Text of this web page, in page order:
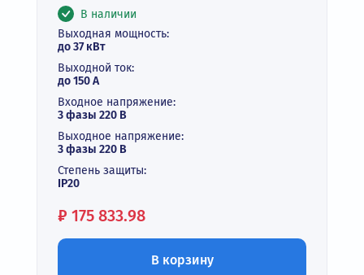
В наличии
Выходная мощность:
до 37 кВт
Выходной ток:
до 150 А
Входное напряжение:
3 фазы 220 В
Выходное напряжение:
3 фазы 220 В
Степень защиты:
IP20
Цена:
₽ 175 833.98
В корзину